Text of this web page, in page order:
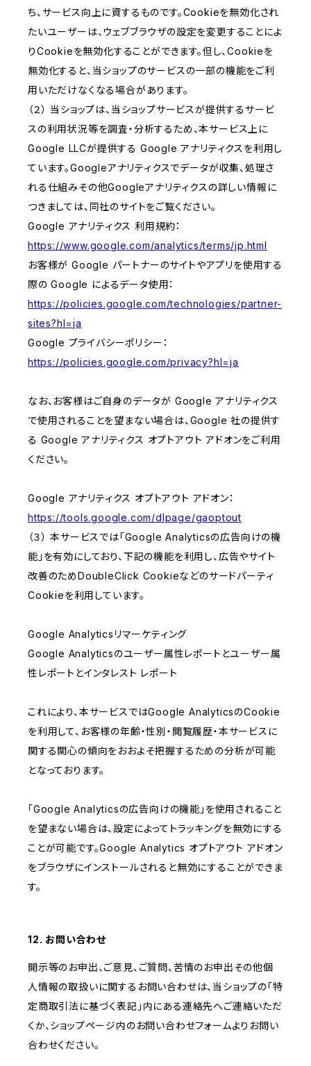
ち、サービス向上に資するものです。Cookieを無効化され
たいユーザーは、ウェブブラウザの設定を変更することによ
りCookieを無効化することができます。但し、Cookieを
無効化すると、当ショップのサービスの一部の機能をご利
用いただけなくなる場合があります。
（２） 当ショップは、当ショップサービスが提供するサービ
スの利用状況等を調査・分析するため、本サービス上に
Google LLCが提供する Google アナリティクスを利用し
ています。Googleアナリティクスでデータが収集、処理さ
れる仕組みその他Googleアナリティクスの詳しい情報に
つきましては、同社のサイトをご覧ください。
Google アナリティクス 利用規約：
https://www.google.com/analytics/terms/jp.html
お客様が Google パートナーのサイトやアプリを使用する
際の Google によるデータ使用：
https://policies.google.com/technologies/partner-
sites?hl=ja
Google プライバシーポリシー：
https://policies.google.com/privacy?hl=ja
なお、お客様はご自身のデータが Google アナリティクス
で使用されることを望まない場合は、Google 社の提供す
る Google アナリティクス オプトアウト アドオンをご利用
ください。
Google アナリティクス オプトアウト アドオン：
https://tools.google.com/dlpage/gaoptout
（３） 本サービスでは「Google Analyticsの広告向けの機
能」を有効にしており、下記の機能を利用し、広告やサイト
改善のためDoubleClick Cookieなどのサードパーティ
Cookieを利用しています。
Google Analyticsリマーケティング
Google Analyticsのユーザー属性レポートとユーザー属
性レポートとインタレスト レポート
これにより、本サービスではGoogle AnalyticsのCookie
を利用して、お客様の年齢・性別・閲覧履歴・本サービスに
関する関心の傾向をおおよそ把握するための分析が可能
となっております。
「Google Analyticsの広告向けの機能」を使用されること
を望まない場合は、設定によってトラッキングを無効にする
ことが可能です。Google Analytics オプトアウト アドオン
をブラウザにインストールされると無効にすることができま
す。
12. お問い合わせ
開示等のお申出、ご意見、ご質問、苦情のお申出その他個
人情報の取扱いに関するお問い合わせは、当ショップの「特
定商取引法に基づく表記」内にある連絡先へご連絡いただ
くか、ショップページ内のお問い合わせフォームよりお問い
合わせください。